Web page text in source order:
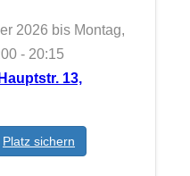
2026 bis Montag,
- 20:15
13,
Platz sichern